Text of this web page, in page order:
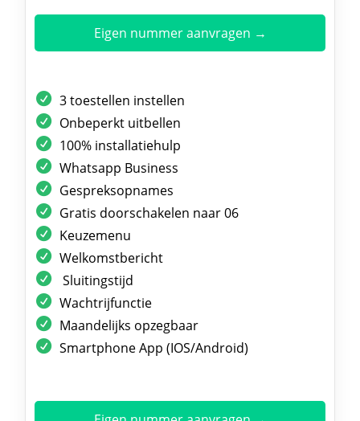
Eigen nummer aanvragen →
3 toestellen instellen
Onbeperkt uitbellen
100% installatiehulp
Whatsapp Business
Gespreksopnames
Gratis doorschakelen naar 06
Keuzemenu
Welkomstbericht
Sluitingstijd
Wachtrijfunctie
Maandelijks opzegbaar
Smartphone App (IOS/Android)